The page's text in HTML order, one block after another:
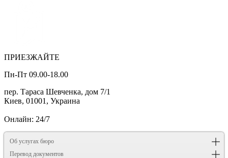
ПРИЕЗЖАЙТЕ
Пн-Пт 09.00-18.00
пер. Тараса Шевченка, дом 7/1
Киев, 01001, Украина
Онлайн: 24/7
Об услугах бюро
Перевод документов